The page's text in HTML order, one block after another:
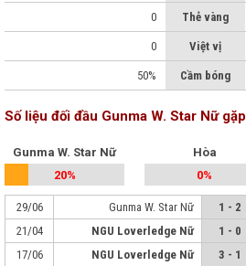
0 Thẻ vàng
0 Việt vị
50% Cầm bóng
Số liệu đối đầu Gunma W. Star Nữ
Gunma W. Star Nữ
20%
Hòa
0%
29/06 Gunma W. Star Nữ 1 - 2
21/04
NGU Loverledge Nữ 1 - 0
17/06
NGU Loverledge Nữ 3 - 1